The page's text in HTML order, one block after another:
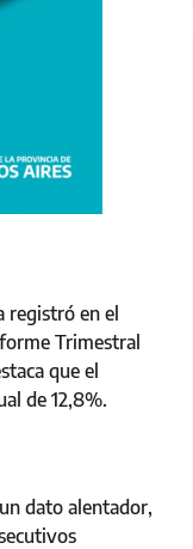
registró en el
Trimestral
que el
de 12,8%.
dato alentador,